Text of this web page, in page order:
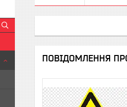
ПОВІДОМЛЕННЯ